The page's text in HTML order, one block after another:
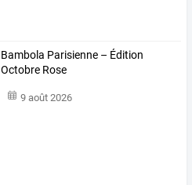
Bambola Parisienne – Édition
Octobre Rose
9 août 2026